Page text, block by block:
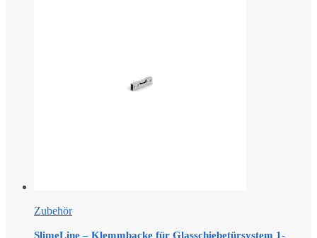
Zubehör
SlimeLine – Klemmbacke für Glasschiebetürsystem 1-